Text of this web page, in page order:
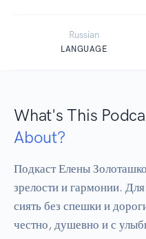
Russian
LANGUAGE
What's This
About?
Подкаст Елены
зрелости и гармонии.
сиять без спешки и
честно, душевно и с